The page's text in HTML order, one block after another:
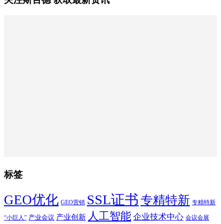
标签
GEO优化 GEO营销 SSL证书 专精特新 专精特新
“小巨人” 产业会议 产业创新 人工智能 企业技术中心 会议会展